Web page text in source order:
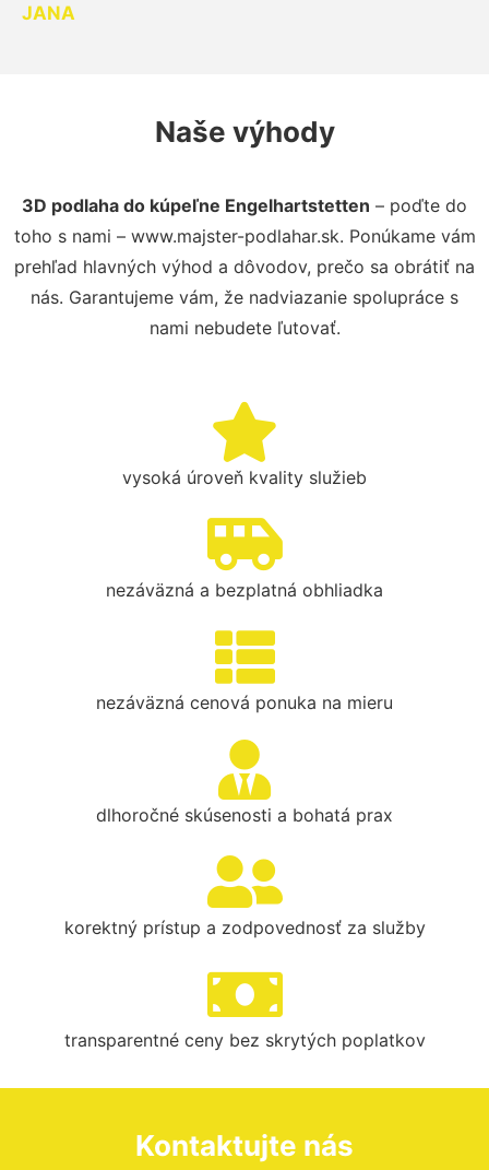
JANA
Naše výhody
3D podlaha do kúpeľne Engelhartstetten – poďte do
toho s nami – www.majster-podlahar.sk. Ponúkame vám
prehľad hlavných výhod a dôvodov, prečo sa obrátiť na
nás. Garantujeme vám, že nadviazanie spolupráce s
nami nebudete ľutovať.
vysoká úroveň kvality služieb
nezáväzná a bezplatná obhliadka
nezáväzná cenová ponuka na mieru
dlhoročné skúsenosti a bohatá prax
korektný prístup a zodpovednosť za služby
transparentné ceny bez skrytých poplatkov
Kontaktujte nás